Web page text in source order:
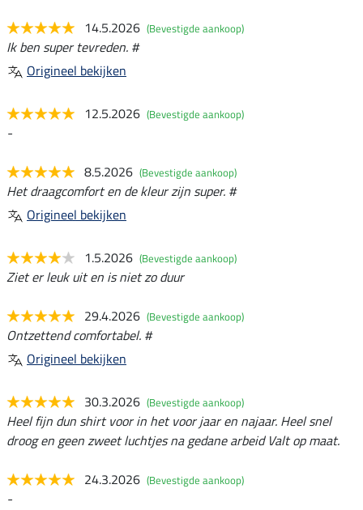
14.5.2026 (Bevestigde aankoop)
Ik ben super tevreden. #
Origineel bekijken
12.5.2026 (Bevestigde aankoop)
-
8.5.2026 (Bevestigde aankoop)
Het draagcomfort en de kleur zijn super. #
Origineel bekijken
1.5.2026 (Bevestigde aankoop)
Ziet er leuk uit en is niet zo duur
29.4.2026 (Bevestigde aankoop)
Ontzettend comfortabel. #
Origineel bekijken
30.3.2026 (Bevestigde aankoop)
Heel fijn dun shirt voor in het voor jaar en najaar. Heel snel
droog en geen zweet luchtjes na gedane arbeid Valt op maat.
24.3.2026 (Bevestigde aankoop)
-